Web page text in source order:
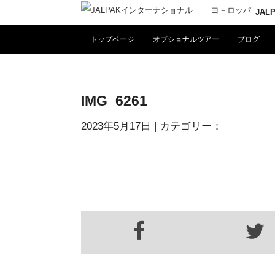
トップページ オプショナルツアー ブログ
IMG_6261
2023年5月17日 | カテゴリー：